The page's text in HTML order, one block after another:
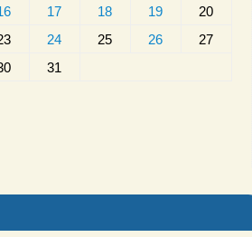
17 18 19
20
24 25 26
27
31